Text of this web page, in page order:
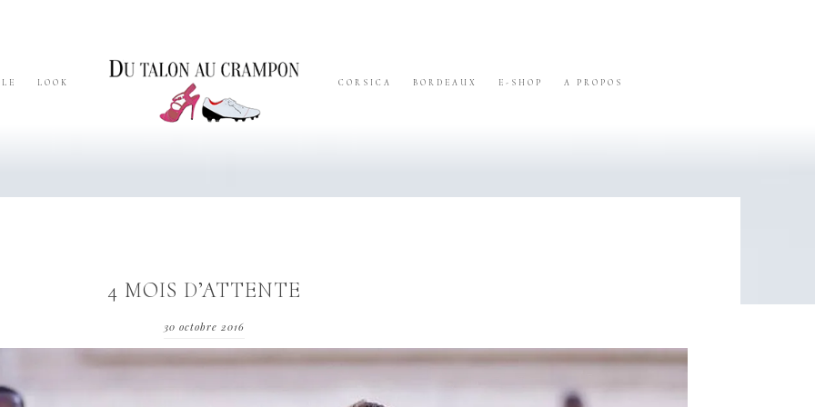
LOOK CORSICA BORDEAUX E-SHOP A PROPOS
4 MOIS D’ATTENTE
30 octobre 2016